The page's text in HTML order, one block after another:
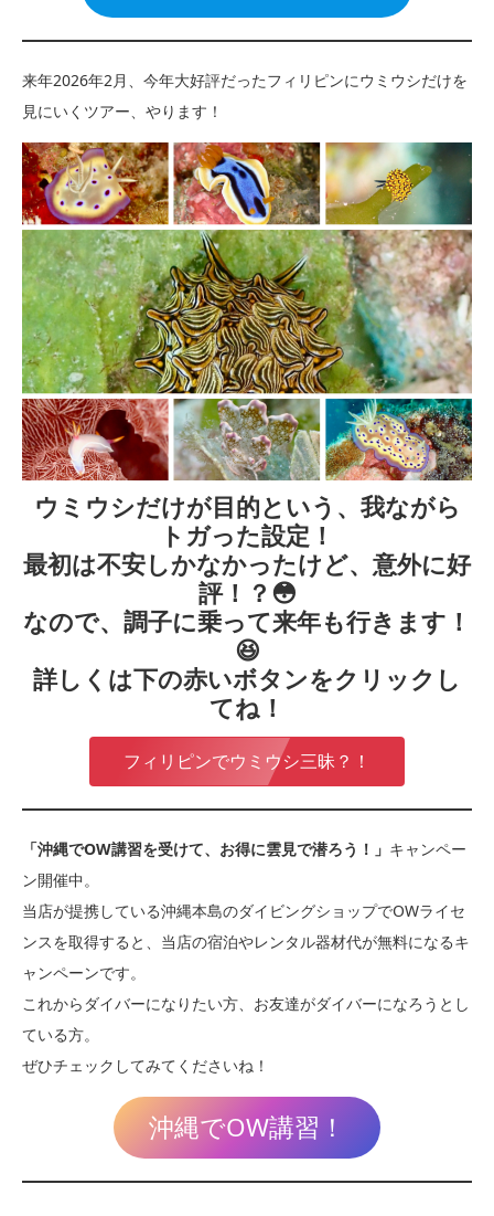
来年2026年2月、今年大好評だったフィリピンにウミウシだけを
見にいくツアー、やります！
ウミウシだけが目的という、我ながら
トガった設定！
最初は不安しかなかったけど、意外に好
評！？😳
なので、調子に乗って来年も行きます！
😆
詳しくは下の赤いボタンをクリックし
てね！
フィリピンでウミウシ三昧？！
「沖縄でOW講習を受けて、お得に雲見で潜ろう！」 キャンペー
ン開催中。
当店が提携している沖縄本島のダイビングショップでOWライセ
ンスを取得すると、当店の宿泊やレンタル器材代が無料になるキ
ャンペーンです。
これからダイバーになりたい方、お友達がダイバーになろうとし
ている方。
ぜひチェックしてみてくださいね！
沖縄でOW講習！